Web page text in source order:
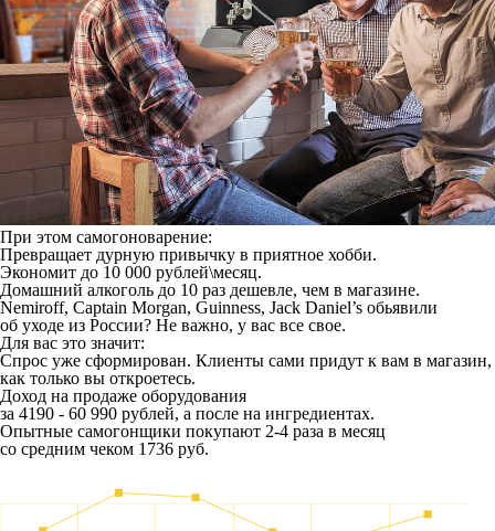
При этом самогоноварение:
Превращает дурную привычку в приятное хобби.
Экономит до 10 000 рублей\месяц.
Домашний алкоголь до 10 раз дешевле, чем в магазине.
Nemiroff, Captain Morgan, Guinness, Jack Daniel’s обьявили
об уходе из России? Не важно, у вас все свое.
Для вас это значит:
Спрос уже сформирован. Клиенты сами придут к вам в магазин,
как только вы откроетесь.
Доход на продаже оборудования
за 4190 - 60 990 рублей, а после на ингредиентах.
Опытные самогонщики покупают 2-4 раза в месяц
со средним чеком 1736 руб.